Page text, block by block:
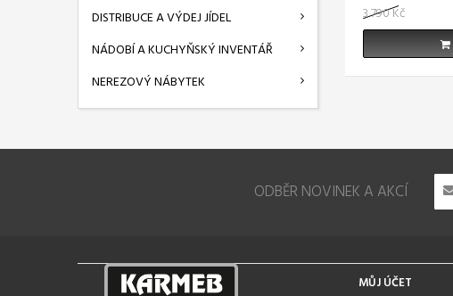
DISTRIBUCE A VÝDEJ JÍDEL
NÁDOBÍ A KUCHYŇSKÝ INVENTÁŘ
NEREZOVÝ NÁBYTEK
3 790 Kč
ODBĚR NOVINEK A AKCÍ
MŮJ ÚČET